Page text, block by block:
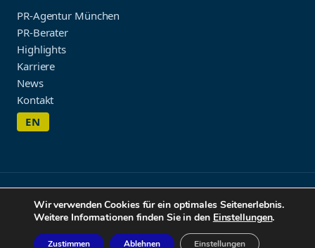
PR-Agentur München
PR-Berater
Highlights
Karriere
News
Kontakt
EN
© 2026 WORDUP PR
Wir verwenden Cookies für ein optimales Seitenerlebnis.
Weitere Informationen finden Sie in den Einstellungen.
Zustimmen Ablehnen Einstellungen